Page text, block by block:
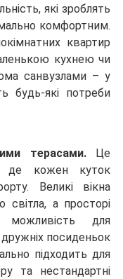
які зроблять
комфортним.
квартир
кухнею чи
санвузлами – у
будь-які потреби
терасами. Це
де кожен куток
Великі вікна
світла, а просторі
можливість для
дружніх посиденьок
підходить для
та нестандартні